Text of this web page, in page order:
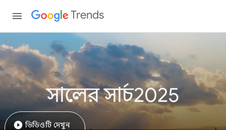
Trends
সালের সার্চ2025
ভিডিওটি দেখুন